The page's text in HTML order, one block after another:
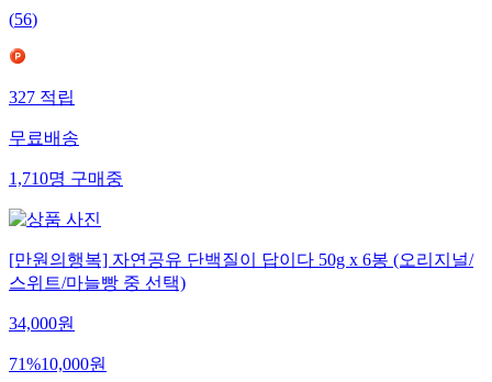
(56)
327적립
무료배송
1,710명구매중
[만원의행복] 자연공유 단백질이 답이다 50g x 6봉 (오리지널/
스위트/마늘빵 중 선택)
34,000원
71%10,000원